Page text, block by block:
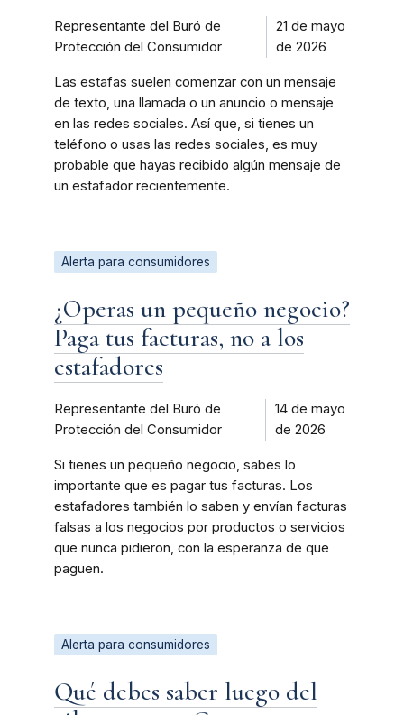
Representante del Buró de
Protección del Consumidor
21 de mayo
de 2026
Las estafas suelen comenzar con un mensaje
de texto, una llamada o un anuncio o mensaje
en las redes sociales. Así que, si tienes un
teléfono o usas las redes sociales, es muy
probable que hayas recibido algún mensaje de
un estafador recientemente.
Alerta para consumidores
¿Operas un pequeño negocio?
Paga tus facturas, no a los
estafadores
Representante del Buró de
Protección del Consumidor
14 de mayo
de 2026
Si tienes un pequeño negocio, sabes lo
importante que es pagar tus facturas. Los
estafadores también lo saben y envían facturas
falsas a los negocios por productos o servicios
que nunca pidieron, con la esperanza de que
paguen.
Alerta para consumidores
Qué debes saber luego del